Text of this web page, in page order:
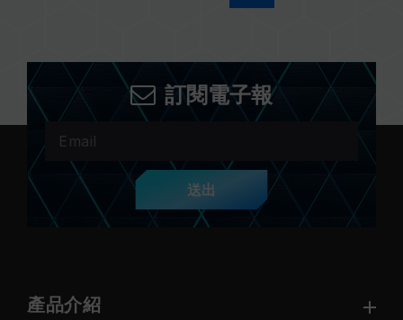
訂閱電子報
送出
產品介紹